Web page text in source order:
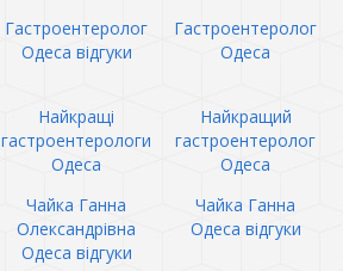
Гастроентеролог
Одеса відгуки
Гастроентеролог
Одеса
Найкращі
гастроентерологи
Одеса
Найкращий
гастроентеролог
Одеса
Чайка Ганна
Олександрівна
Одеса відгуки
Чайка Ганна
Одеса відгуки